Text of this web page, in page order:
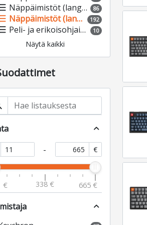
Näppäimistöt (langalliset) 86
Näppäimistöt (langattomat) 192
Peli- ja erikoisohjaimet 10
Näytä kaikki
expand_less
- €
€ 338 € 665 €
expand_less